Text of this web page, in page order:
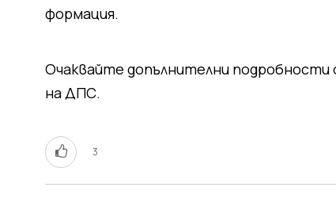
формация.
Очаквайте допълнителни
на ДПС.
3